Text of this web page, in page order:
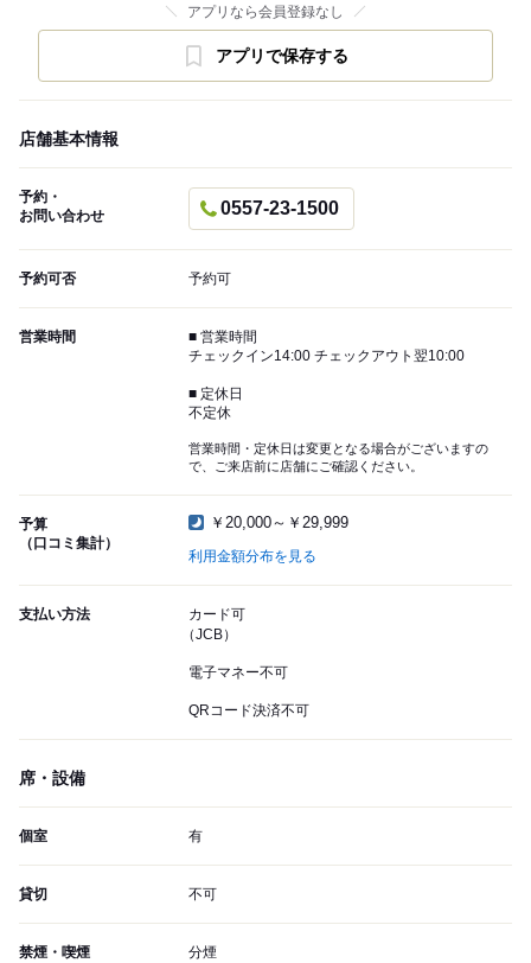
アプリなら会員登録なし
アプリで保存する
店舗基本情報
予約・
お問い合わせ
0557-23-1500
予約可否 予約可
営業時間
■ 営業時間
チェックイン14:00 チェックアウト翌10:00
■ 定休日
不定休
営業時間・定休日は変更となる場合がございますの
で、ご来店前に店舗にご確認ください。
予算
（口コミ集計）
￥20,000～￥29,999
利用金額分布を見る
支払い方法
カード可
（JCB）
電子マネー不可
QRコード決済不可
席・設備
個室 有
貸切 不可
禁煙・喫煙
分煙